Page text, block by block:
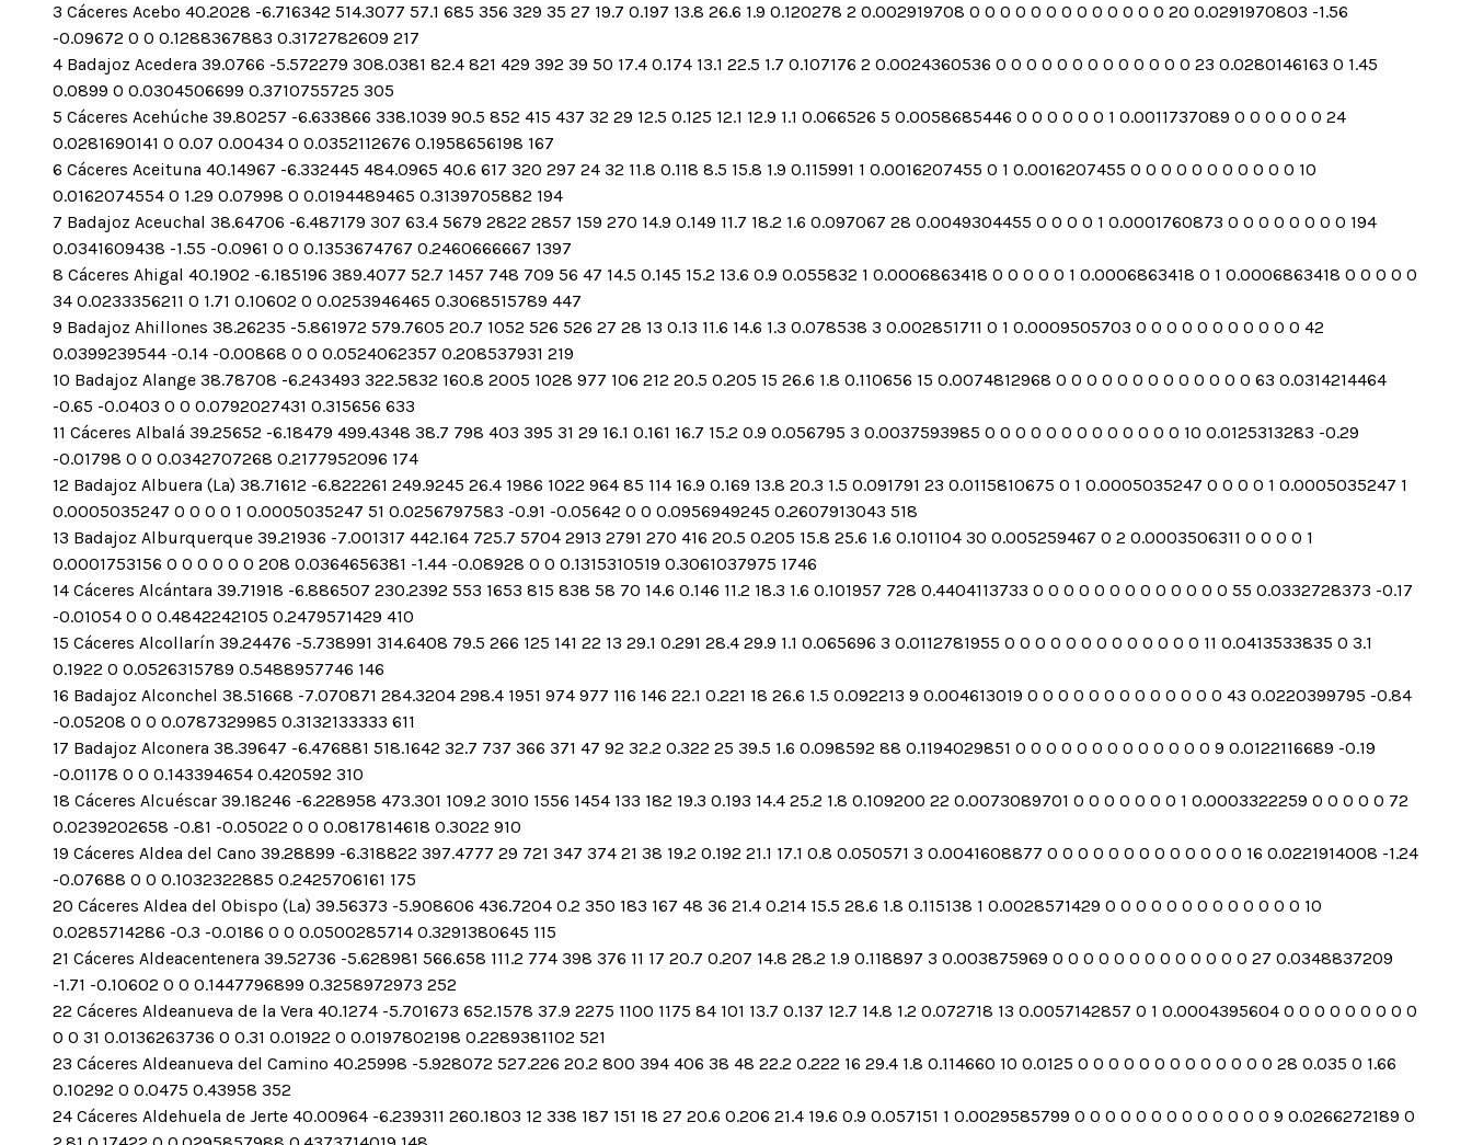
3 Cáceres Acebo 40.2028 -6.716342 514.3077 57.1 685 356 329 35 27 19.7 0.197 13.8 26.6 1.9 0.120278 2 0.002919708 0 0 0 0 0 0 0 0 0 0 0 0 0 20 0.0291970803 -1.56
-0.09672 0 0 0.1288367883 0.3172782609 217
4 Badajoz Acedera 39.0766 -5.572279 308.0381 82.4 821 429 392 39 50 17.4 0.174 13.1 22.5 1.7 0.107176 2 0.0024360536 0 0 0 0 0 0 0 0 0 0 0 0 0 23 0.0280146163 0 1.45
0.0899 0 0.0304506699 0.3710755725 305
5 Cáceres Acehúche 39.80257 -6.633866 338.1039 90.5 852 415 437 32 29 12.5 0.125 12.1 12.9 1.1 0.066526 5 0.0058685446 0 0 0 0 0 0 1 0.0011737089 0 0 0 0 0 0 24
0.0281690141 0 0.07 0.00434 0 0.0352112676 0.1958656198 167
6 Cáceres Aceituna 40.14967 -6.332445 484.0965 40.6 617 320 297 24 32 11.8 0.118 8.5 15.8 1.9 0.115991 1 0.0016207455 0 1 0.0016207455 0 0 0 0 0 0 0 0 0 0 0 10
0.0162074554 0 1.29 0.07998 0 0.0194489465 0.3139705882 194
7 Badajoz Aceuchal 38.64706 -6.487179 307 63.4 5679 2822 2857 159 270 14.9 0.149 11.7 18.2 1.6 0.097067 28 0.0049304455 0 0 0 0 1 0.0001760873 0 0 0 0 0 0 0 0 194
0.0341609438 -1.55 -0.0961 0 0 0.1353674767 0.2460666667 1397
8 Cáceres Ahigal 40.1902 -6.185196 389.4077 52.7 1457 748 709 56 47 14.5 0.145 15.2 13.6 0.9 0.055832 1 0.0006863418 0 0 0 0 0 1 0.0006863418 0 1 0.0006863418 0 0 0 0 0
34 0.0233356211 0 1.71 0.10602 0 0.0253946465 0.3068515789 447
9 Badajoz Ahillones 38.26235 -5.861972 579.7605 20.7 1052 526 526 27 28 13 0.13 11.6 14.6 1.3 0.078538 3 0.002851711 0 1 0.0009505703 0 0 0 0 0 0 0 0 0 0 0 42
0.0399239544 -0.14 -0.00868 0 0 0.0524062357 0.208537931 219
10 Badajoz Alange 38.78708 -6.243493 322.5832 160.8 2005 1028 977 106 212 20.5 0.205 15 26.6 1.8 0.110656 15 0.0074812968 0 0 0 0 0 0 0 0 0 0 0 0 0 63 0.0314214464
-0.65 -0.0403 0 0 0.0792027431 0.315656 633
11 Cáceres Albalá 39.25652 -6.18479 499.4348 38.7 798 403 395 31 29 16.1 0.161 16.7 15.2 0.9 0.056795 3 0.0037593985 0 0 0 0 0 0 0 0 0 0 0 0 0 10 0.0125313283 -0.29
-0.01798 0 0 0.0342707268 0.2177952096 174
12 Badajoz Albuera (La) 38.71612 -6.822261 249.9245 26.4 1986 1022 964 85 114 16.9 0.169 13.8 20.3 1.5 0.091791 23 0.0115810675 0 1 0.0005035247 0 0 0 0 1 0.0005035247 1
0.0005035247 0 0 0 0 1 0.0005035247 51 0.0256797583 -0.91 -0.05642 0 0 0.0956949245 0.2607913043 518
13 Badajoz Alburquerque 39.21936 -7.001317 442.164 725.7 5704 2913 2791 270 416 20.5 0.205 15.8 25.6 1.6 0.101104 30 0.005259467 0 2 0.0003506311 0 0 0 0 1
0.0001753156 0 0 0 0 0 0 208 0.0364656381 -1.44 -0.08928 0 0 0.1315310519 0.3061037975 1746
14 Cáceres Alcántara 39.71918 -6.886507 230.2392 553 1653 815 838 58 70 14.6 0.146 11.2 18.3 1.6 0.101957 728 0.4404113733 0 0 0 0 0 0 0 0 0 0 0 0 0 55 0.0332728373 -0.17
-0.01054 0 0 0.4842242105 0.2479571429 410
15 Cáceres Alcollarín 39.24476 -5.738991 314.6408 79.5 266 125 141 22 13 29.1 0.291 28.4 29.9 1.1 0.065696 3 0.0112781955 0 0 0 0 0 0 0 0 0 0 0 0 0 11 0.0413533835 0 3.1
0.1922 0 0.0526315789 0.5488957746 146
16 Badajoz Alconchel 38.51668 -7.070871 284.3204 298.4 1951 974 977 116 146 22.1 0.221 18 26.6 1.5 0.092213 9 0.004613019 0 0 0 0 0 0 0 0 0 0 0 0 0 43 0.0220399795 -0.84
-0.05208 0 0 0.0787329985 0.3132133333 611
17 Badajoz Alconera 38.39647 -6.476881 518.1642 32.7 737 366 371 47 92 32.2 0.322 25 39.5 1.6 0.098592 88 0.1194029851 0 0 0 0 0 0 0 0 0 0 0 0 0 9 0.0122116689 -0.19
-0.01178 0 0 0.143394654 0.420592 310
18 Cáceres Alcuéscar 39.18246 -6.228958 473.301 109.2 3010 1556 1454 133 182 19.3 0.193 14.4 25.2 1.8 0.109200 22 0.0073089701 0 0 0 0 0 0 0 1 0.0003322259 0 0 0 0 0 72
0.0239202658 -0.81 -0.05022 0 0 0.0817814618 0.3022 910
19 Cáceres Aldea del Cano 39.28899 -6.318822 397.4777 29 721 347 374 21 38 19.2 0.192 21.1 17.1 0.8 0.050571 3 0.0041608877 0 0 0 0 0 0 0 0 0 0 0 0 0 16 0.0221914008 -1.24
-0.07688 0 0 0.1032322885 0.2425706161 175
20 Cáceres Aldea del Obispo (La) 39.56373 -5.908606 436.7204 0.2 350 183 167 48 36 21.4 0.214 15.5 28.6 1.8 0.115138 1 0.0028571429 0 0 0 0 0 0 0 0 0 0 0 0 0 10
0.0285714286 -0.3 -0.0186 0 0 0.0500285714 0.3291380645 115
21 Cáceres Aldeacentenera 39.52736 -5.628981 566.658 111.2 774 398 376 11 17 20.7 0.207 14.8 28.2 1.9 0.118897 3 0.003875969 0 0 0 0 0 0 0 0 0 0 0 0 0 27 0.0348837209
-1.71 -0.10602 0 0 0.1447796899 0.3258972973 252
22 Cáceres Aldeanueva de la Vera 40.1274 -5.701673 652.1578 37.9 2275 1100 1175 84 101 13.7 0.137 12.7 14.8 1.2 0.072718 13 0.0057142857 0 1 0.0004395604 0 0 0 0 0 0 0 0 0
0 0 31 0.0136263736 0 0.31 0.01922 0 0.0197802198 0.2289381102 521
23 Cáceres Aldeanueva del Camino 40.25998 -5.928072 527.226 20.2 800 394 406 38 48 22.2 0.222 16 29.4 1.8 0.114660 10 0.0125 0 0 0 0 0 0 0 0 0 0 0 0 0 28 0.035 0 1.66
0.10292 0 0.0475 0.43958 352
24 Cáceres Aldehuela de Jerte 40.00964 -6.239311 260.1803 12 338 187 151 18 27 20.6 0.206 21.4 19.6 0.9 0.057151 1 0.0029585799 0 0 0 0 0 0 0 0 0 0 0 0 0 9 0.0266272189 0